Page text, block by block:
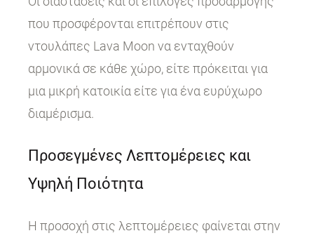
που προσφέρονται επιτρέπουν στις
ντουλάπες Lava Moon να ενταχθούν
αρμονικά σε κάθε χώρο, είτε πρόκειται για
μια μικρή κατοικία είτε για ένα ευρύχωρο
διαμέρισμα.
Προσεγμένες Λεπτομέρειες και
Υψηλή Ποιότητα
Η προσοχή στις λεπτομέρειες φαίνεται στην